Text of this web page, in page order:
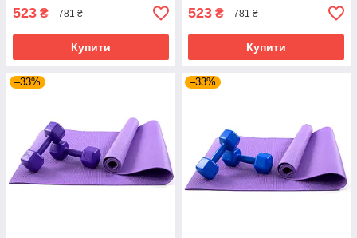
523 ₴ 781 ₴
Купити
523 ₴ 781 ₴
Купити
–33% –33%